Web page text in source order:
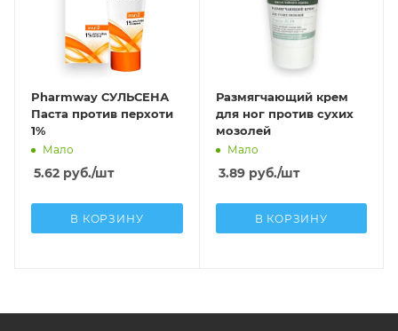
Pharmway СУЛЬСЕНА
Паста против перхоти
1%
Мало
5.62 руб./шт
В КОРЗИНУ
Размягчающий крем
для ног против сухих
мозолей
Мало
3.89руб./шт
В КОРЗИНУ